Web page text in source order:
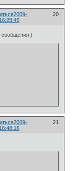
20
2009-
)
21
2009-